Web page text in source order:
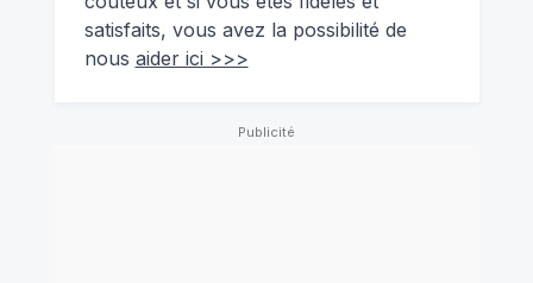
satisfaits, vous avez la possibilité de
nous aider ici >>>